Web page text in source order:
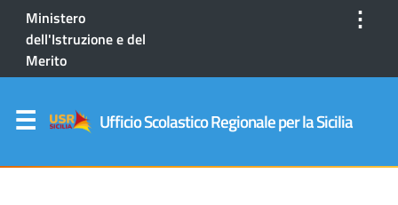
Ministero
dell'Istruzione e del
Merito
⋮
Ufficio Scolastico Regionale per la Sicilia